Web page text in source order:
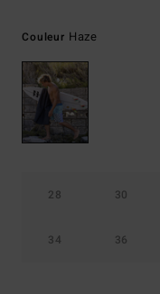
Couleur Haze
28 30
34 36